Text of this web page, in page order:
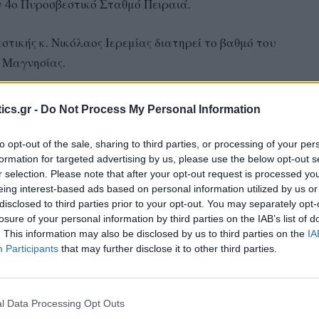
- Do Not Process My Personal Information
opt-out of the sale, sharing to third parties, or processing of your
for targeted advertising by us, please use the below opt-out
selection. Please note that after your opt-out request is processed
interest-based ads based on personal information utilized by us
to third parties prior to your opt-out. You may separately
of your personal information by third parties on the IAB’s list of
This information may also be disclosed by us to third parties on the
Participants that may further disclose it to other third parties.
Data Processing Opt Outs
4ο Πυροσβεστικό Σταθμό Πειραιά.
κ. Νικόλαος Ιερεμίας διατηρεί το βαθμό του
ο κ. Δημήτρης Μενεμενλής.
της Α’ Αστυνομικής
ο Ταξίαρχος
οι κρίσεις των Αστυνομικών Διευθυντών της
του Σώματος, υπό την Προεδρία του